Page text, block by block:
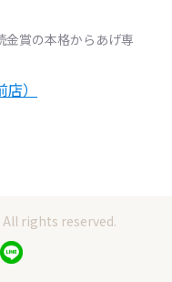
金賞の本格からあげ専
）
All rights reserved.